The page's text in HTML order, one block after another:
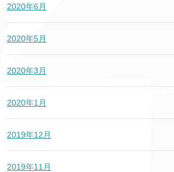
2020年6月
2020年5月
2020年3月
2020年1月
2019年12月
2019年11月